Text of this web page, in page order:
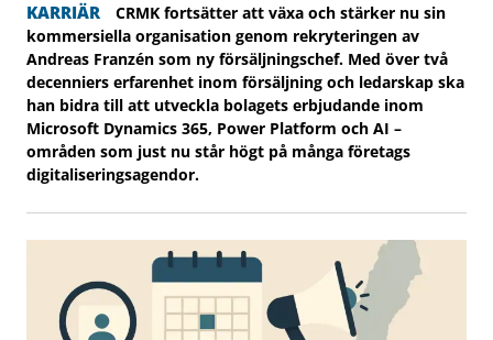
KARRIÄR
CRMK fortsätter att växa och stärker nu sin
kommersiella organisation genom rekryteringen av
Andreas Franzén som ny försäljningschef. Med över två
decenniers erfarenhet inom försäljning och ledarskap ska
han bidra till att utveckla bolagets erbjudande inom
Microsoft Dynamics 365, Power Platform och AI –
områden som just nu står högt på många företags
digitaliseringsagendor.